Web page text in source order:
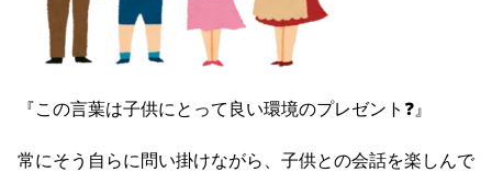
『この言葉は子供にとって良い環境のプレゼント❓』
常にそう自らに問い掛けながら、子供との会話を楽しんで